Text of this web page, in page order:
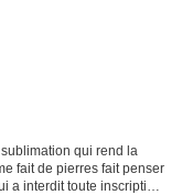
qui rend la
fait de pierres fait penser
a interdit toute inscription